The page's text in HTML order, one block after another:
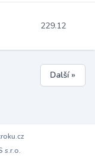
229.12
Další »
s.r.o.